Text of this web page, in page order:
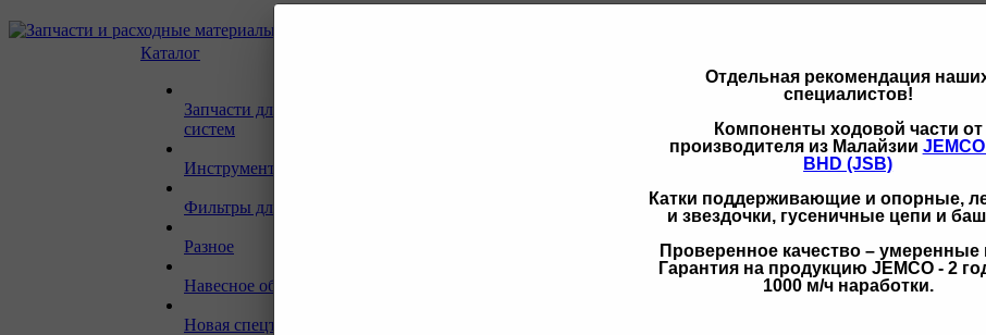
Отдельная рекомендация
специалистов!
Компоненты ходовой части от
производителя из Малайзии
BHD (JSB)
Катки поддерживающие и опорные,
и звездочки, гусеничные цепи и
Проверенное качество –
Гарантия на продукцию JEMCO - 2
1000 м/ч наработки.
Каталог
Запчасти для двигателей и сопутствующих
систем
Инструмент и материалы для СТО
Фильтры для спецтехники
Разное
Навесное оборудование для экскаваторов
Новая спецтехника